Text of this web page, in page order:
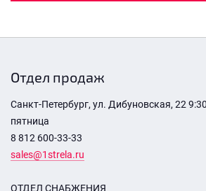
Отдел продаж
Санкт-Петербург, ул. Дибуновская, 22
пятница
8 812 600-33-33
sales@1strela.ru
ОТДЕЛ СНАБЖЕНИЯ